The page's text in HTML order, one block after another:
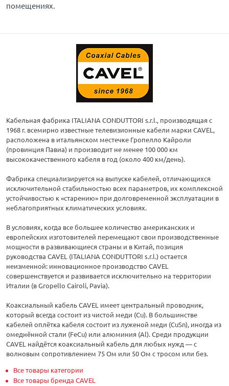
помещениях.
Кабельная фабрика ITALIANA CONDUTTORI s.r.l., производящая с
1968 г. всемирно известные телевизионные кабели марки CAVEL,
расположена в итальянском местечке Гропелло Кайроли
(провинция Павиа) и производит не менее 100 000 км
высококачественного кабеля в год (около 400 км/день).
Фабрика специализируется на выпуске кабелей, отличающихся
исключительной стабильностью всех параметров, их комплексной
устойчивостью к «старению» при долговременной эксплуатации в
неблагоприятных климатических условиях.
В условиях, когда все большее количество американских и
европейских изготовителей перемещают свои производственные
мощности в развивающиеся страны и в Китай, позиция
руководства CAVEL (ITALIANA CONDUTTORI s.r.l.) остается
неизменной: инновационное производство CAVEL
совершенствуется и развивается исключительно на территории
Италии (в Gropello Cairoli, Pavia).
Коаксиальный кабель CAVEL имеет центральный проводник,
который всегда состоит из чистой меди (Cu). В большинстве
кабелей оплётка кабеля состоит из луженой меди (CuSn), иногда из
омеднённой стали (FeCu) или алюминия (Al). Среди продукции
CAVEL найдётся коаксиальный кабель для любых нужд — с
волновым сопротивлением 75 Ом или 50 Ом с тросом или без.
Все товары категории
Все товары бренда CAVEL